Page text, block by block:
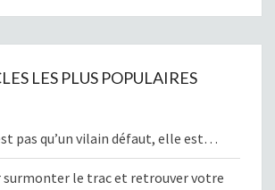
LES PLUS POPULAIRES
pas qu’un vilain défaut, elle est…
surmonter le trac et retrouver votre